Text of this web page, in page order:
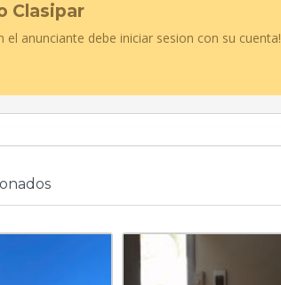
Clasipar
el anunciante debe iniciar sesion con su cuenta!